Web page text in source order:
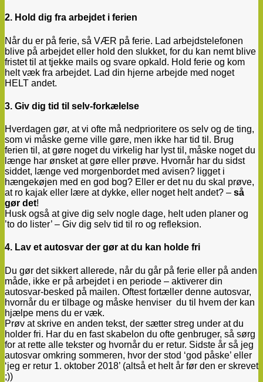
2. Hold dig fra arbejdet i ferien
Når du er på ferie, så VÆR på ferie. Lad arbejdstelefonen
blive på arbejdet eller hold den slukket, for du kan nemt blive
fristet til at tjekke mails og svare opkald. Hold ferie og kom
helt væk fra arbejdet. Lad din hjerne arbejde med noget
HELT andet.
3. Giv dig tid til selv-forkælelse
Hverdagen gør, at vi ofte må nedprioritere os selv og de ting,
som vi måske gerne ville gøre, men ikke har tid til. Brug
ferien til, at gøre noget du virkelig har lyst til, måske noget du
længe har ønsket at gøre eller prøve. Hvornår har du sidst
siddet, længe ved morgenbordet med avisen? ligget i
hængekøjen med en god bog? Eller er det nu du skal prøve,
at ro kajak eller lære at dykke, eller noget helt andet? – så
gør det!
Husk også at give dig selv nogle dage, helt uden planer og
’to do lister’ – Giv dig selv tid til ro og refleksion.
4. Lav et autosvar der gør at du kan holde fri
Du gør det sikkert allerede, når du går på ferie eller på anden
måde, ikke er på arbejdet i en periode – aktiverer din
autosvar-besked på mailen. Oftest fortæller denne autosvar,
hvornår du er tilbage og måske henviser du til hvem der kan
hjælpe mens du er væk.
Prøv at skrive en anden tekst, der sætter streg under at du
holder fri. Har du en fast skabelon du ofte genbruger, så sørg
for at rette alle tekster og hvornår du er retur. Sidste år så jeg
autosvar omkring sommeren, hvor der stod ‘god påske’ eller
‘jeg er retur 1. oktober 2018’ (altså et helt år før den er skrevet
;))